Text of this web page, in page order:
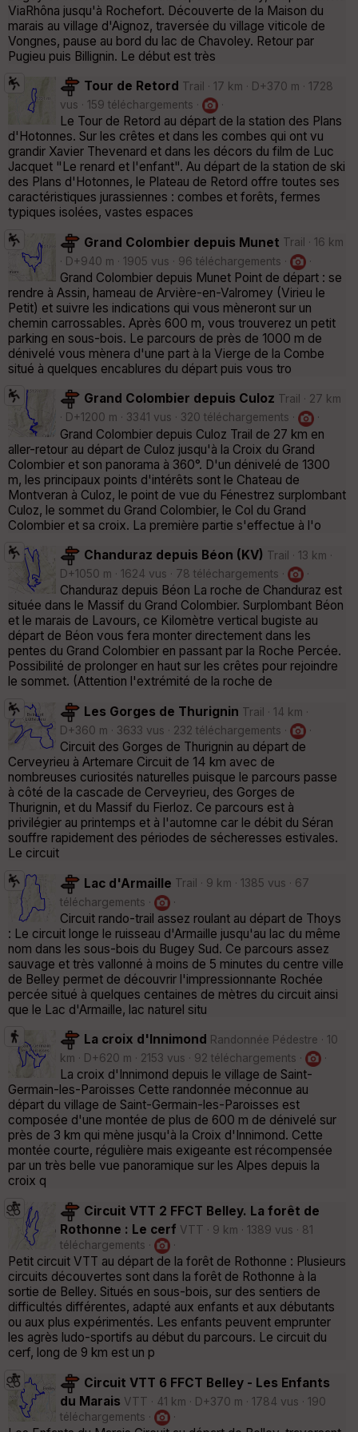
ViaRhôna jusqu'à Rochefort. Découverte de la Maison du
marais au village d'Aignoz, traversée du village viticole de
Vongnes, pause au bord du lac de Chavoley. Retour par
Pugieu puis Billignin. Le début est très
Tour de Retord Trail · 17 km · D+370 m · 1728
vus · 159 téléchargements ·
·
Le Tour de Retord au départ de la station des Plans
d'Hotonnes. Sur les crêtes et dans les combes qui ont vu
grandir Xavier Thevenard et dans les décors du film de Luc
Jacquet "Le renard et l'enfant". Au départ de la station de ski
des Plans d'Hotonnes, le Plateau de Retord offre toutes ses
caractéristiques jurassiennes : combes et forêts, fermes
typiques isolées, vastes espaces
Grand Colombier depuis Munet Trail · 16 km
· D+940 m · 1905 vus · 96 téléchargements ·
·
Grand Colombier depuis Munet Point de départ : se
rendre à Assin, hameau de Arvière-en-Valromey (Virieu le
Petit) et suivre les indications qui vous mèneront sur un
chemin carrossables. Après 600 m, vous trouverez un petit
parking en sous-bois. Le parcours de près de 1000 m de
dénivelé vous mènera d'une part à la Vierge de la Combe
situé à quelques encablures du départ puis vous tro
Grand Colombier depuis Culoz Trail · 27 km
· D+1200 m · 3341 vus · 320 téléchargements ·
·
Grand Colombier depuis Culoz Trail de 27 km en
aller-retour au départ de Culoz jusqu'à la Croix du Grand
Colombier et son panorama à 360°. D'un dénivelé de 1300
m, les principaux points d'intérêts sont le Chateau de
Montveran à Culoz, le point de vue du Fénestrez surplombant
Culoz, le sommet du Grand Colombier, le Col du Grand
Colombier et sa croix. La première partie s'effectue à l'o
Chanduraz depuis Béon (KV) Trail · 13 km ·
D+1050 m · 1624 vus · 78 téléchargements ·
·
Chanduraz depuis Béon La roche de Chanduraz est
située dans le Massif du Grand Colombier. Surplombant Béon
et le marais de Lavours, ce Kilomètre vertical bugiste au
départ de Béon vous fera monter directement dans les
pentes du Grand Colombier en passant par la Roche Percée.
Possibilité de prolonger en haut sur les crêtes pour rejoindre
le sommet. (Attention l'extrémité de la roche de
Les Gorges de Thurignin Trail · 14 km ·
D+360 m · 3633 vus · 232 téléchargements ·
·
Circuit des Gorges de Thurignin au départ de
Cerveyrieu à Artemare Circuit de 14 km avec de
nombreuses curiosités naturelles puisque le parcours passe
à côté de la cascade de Cerveyrieu, des Gorges de
Thurignin, et du Massif du Fierloz. Ce parcours est à
privilégier au printemps et à l'automne car le débit du Séran
souffre rapidement des périodes de sécheresses estivales.
Le circuit
Lac d'Armaille Trail · 9 km · 1385 vus · 67
téléchargements ·
·
Circuit rando-trail assez roulant au départ de Thoys
: Le circuit longe le ruisseau d'Armaille jusqu'au lac du même
nom dans les sous-bois du Bugey Sud. Ce parcours assez
sauvage et très vallonné à moins de 5 minutes du centre ville
de Belley permet de découvrir l'impressionnante Rochée
percée situé à quelques centaines de mètres du circuit ainsi
que le Lac d'Armaille, lac naturel situ
La croix d'Innimond Randonnée Pédestre · 10
km · D+620 m · 2153 vus · 92 téléchargements ·
·
La croix d'Innimond depuis le village de Saint-
Germain-les-Paroisses Cette randonnée méconnue au
départ du village de Saint-Germain-les-Paroisses est
composée d'une montée de plus de 600 m de dénivelé sur
près de 3 km qui mène jusqu'à la Croix d'Innimond. Cette
montée courte, régulière mais exigeante est récompensée
par un très belle vue panoramique sur les Alpes depuis la
croix q
Circuit VTT 2 FFCT Belley. La forêt de
Rothonne : Le cerf VTT · 9 km · 1389 vus · 81
téléchargements ·
·
Petit circuit VTT au départ de la forêt de Rothonne : Plusieurs
circuits découvertes sont dans la forêt de Rothonne à la
sortie de Belley. Situés en sous-bois, sur des sentiers de
difficultés différentes, adapté aux enfants et aux débutants
ou aux plus expérimentés. Les enfants peuvent emprunter
les agrès ludo-sportifs au début du parcours. Le circuit du
cerf, long de 9 km est un p
Circuit VTT 6 FFCT Belley - Les Enfants
du Marais VTT · 41 km · D+370 m · 1784 vus · 190
téléchargements ·
·